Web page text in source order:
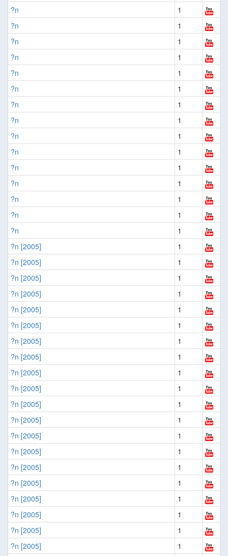
?n
1
?n
1
?n
1
?n
1
?n
1
?n
1
?n
1
?n
1
?n
1
?n
1
?n
1
?n
1
?n
1
?n
1
?n
1
?n [2005]
1
?n [2005]
1
?n [2005]
1
?n [2005]
1
?n [2005]
1
?n [2005]
1
?n [2005]
1
?n [2005]
1
?n [2005]
1
?n [2005]
1
?n [2005]
1
?n [2005]
1
?n [2005]
1
?n [2005]
1
?n [2005]
1
?n [2005]
1
?n [2005]
1
?n [2005]
1
?n [2005]
1
?n [2005]
1